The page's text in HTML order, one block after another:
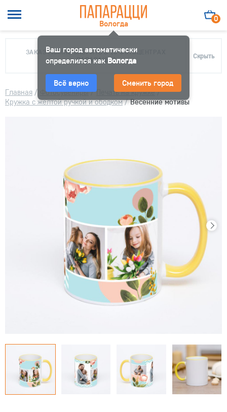
Вологда
Ваш город автоматически
определился как Вологда
Всё верно Сменить город
0
ЗАКАЗ МОЖНО ЗАБРАТЬ В 10 ФОТОЦЕНТРАХ
ПАПАРАЦЦИ
Скрыть
Главная / Фотосувениры/ Печать на кружке/
Кружка с желтой ручкой и ободком/ Весенние мотивы